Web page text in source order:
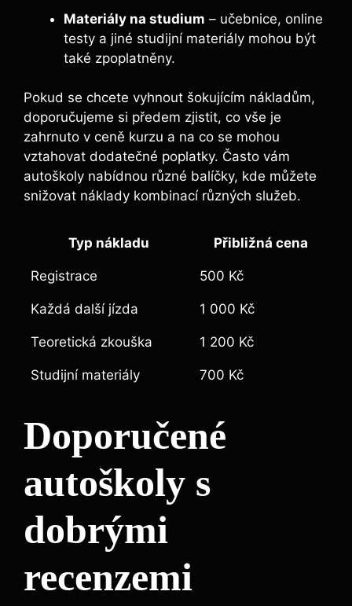
Materiály na studium – učebnice, online
testy a jiné studijní materiály mohou být
také zpoplatněny.
Pokud se chcete vyhnout šokujícím nákladům,
doporučujeme si předem zjistit, co vše je
zahrnuto v ceně kurzu a na co se mohou
vztahovat dodatečné poplatky. Často vám
autoškoly nabídnou různé balíčky, kde můžete
snižovat náklady kombinací různých služeb.
Typ nákladu Přibližná cena
Registrace 500 Kč
Každá další jízda 1 000 Kč
Teoretická zkouška 1 200 Kč
Studijní materiály 700 Kč
Doporučené
autoškoly s
dobrými
recenzemi